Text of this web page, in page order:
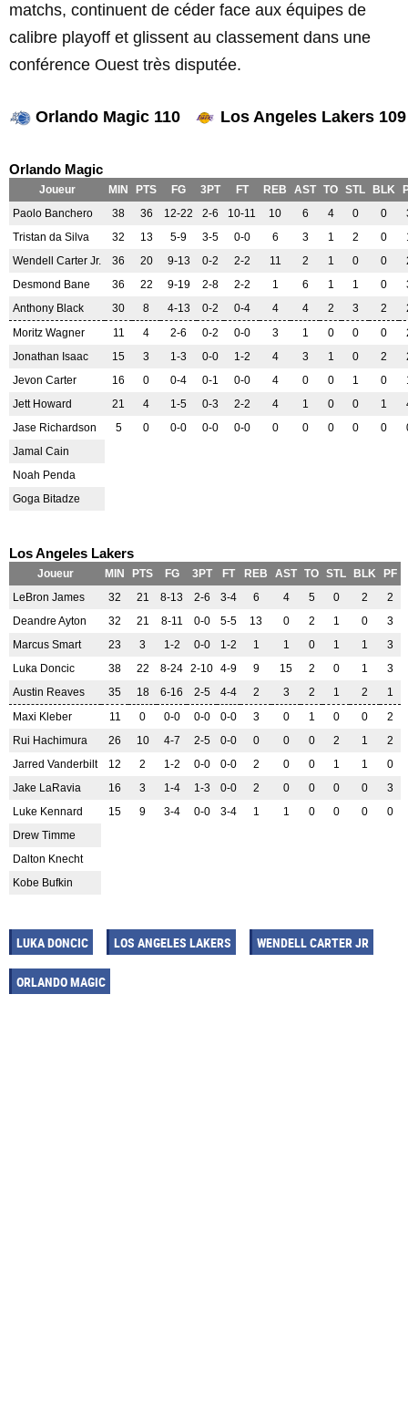
matchs, continuent de céder face aux équipes de
calibre playoff et glissent au classement dans une
conférence Ouest très disputée.
Orlando Magic 110 Los Angeles Lakers 109
Orlando Magic
Joueur MIN PTS FG 3PT FT REB AST TO STL BLK
Paolo Banchero
38 36 12-22 2-6 10-11 10 6 4 0 0
Tristan da Silva
32 13 5-9 3-5 0-0 6 3 1 2 0
Wendell Carter Jr.
36 20 9-13 0-2 2-2 11 2 1 0 0
Desmond Bane
36 22 9-19 2-8 2-2 1 6 1 1 0
Anthony Black
30 8 4-13 0-2 0-4 4 4 2 3 2
Moritz Wagner
11 4 2-6 0-2 0-0 3 1 0 0 0
Jonathan Isaac
15 3 1-3 0-0 1-2 4 3 1 0 2
Jevon Carter
16 0 0-4 0-1 0-0 4 0 0 1 0
Jett Howard
21 4 1-5 0-3 2-2 4 1 0 0 1
Jase Richardson
5 0 0-0 0-0 0-0 0 0 0 0 0
Jamal Cain
Noah Penda
Goga Bitadze
Los Angeles Lakers
Joueur MIN PTS FG 3PT FT REB AST TO STL BLK
PF
LeBron James
32 21 8-13 2-6 3-4 6 4 5 0 2
2
Deandre Ayton
32 21 8-11 0-0 5-5 13 0 2 1 0
3
Marcus Smart
23 3 1-2 0-0 1-2 1 1 0 1 1
3
Luka Doncic
38 22 8-24 2-10 4-9 9 15 2 0 1
3
Austin Reaves
35 18 6-16 2-5 4-4 2 3 2 1 2
1
Maxi Kleber
11 0 0-0 0-0 0-0 3 0 1 0 0
2
Rui Hachimura
26 10 4-7 2-5 0-0 0 0 0 2 1
2
Jarred Vanderbilt
12 2 1-2 0-0 0-0 2 0 0 1 1
0
Jake LaRavia
16 3 1-4 1-3 0-0 2 0 0 0 0
3
Luke Kennard
15 9 3-4 0-0 3-4 1 1 0 0 0
0
Drew Timme
Dalton Knecht
Kobe Bufkin
LUKA DONCIC LOS ANGELES LAKERS WENDELL CARTER JR
ORLANDO MAGIC